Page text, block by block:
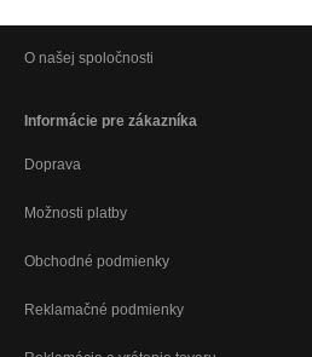
O našej spoločnosti
Informácie pre zákazníka
Doprava
Možnosti platby
Obchodné podmienky
Reklamačné podmienky